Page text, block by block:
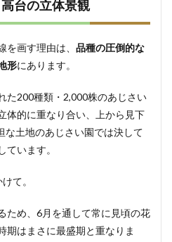
台の立体景観
画す理由は、 品種の圧倒的な
形にあります。
た200種類・2,000株のあじさい
体的に重なり合い、上から見下
土地のあじさい園では決して
います。
て。
ため、6月を通して常に見頃の花
期はまさに最盛期と重なりま